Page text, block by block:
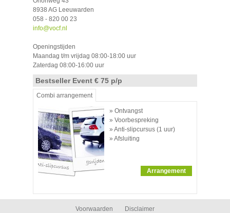
8938 AG Leeuwarden
058 - 820 00 23
info@vocf.nl
Openingstijden
Maandag t/m vrijdag 08:00-18:00 uur
Zaterdag 08:00-16:00 uur
Bestseller Event € 75 p/p
» Ontvangst
» Voorbespreking
» Anti-slipcursus (1 uur)
» Afsluiting
Arrangement
Combi arrangement
Voorwaarden Disclaimer